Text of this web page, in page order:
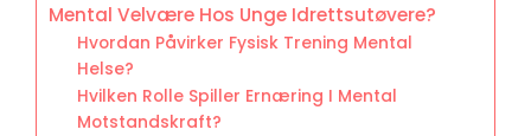
Mental Velvære Hos Unge Idrettsutøvere?
Hvordan Påvirker Fysisk Trening Mental
Helse?
Hvilken Rolle Spiller Ernæring I Mental
Motstandskraft?